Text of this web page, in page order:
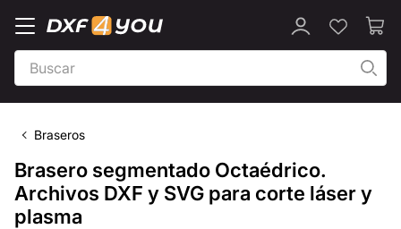
Braseros
Brasero segmentado Octaédrico.
Archivos DXF y SVG para corte láser y
plasma